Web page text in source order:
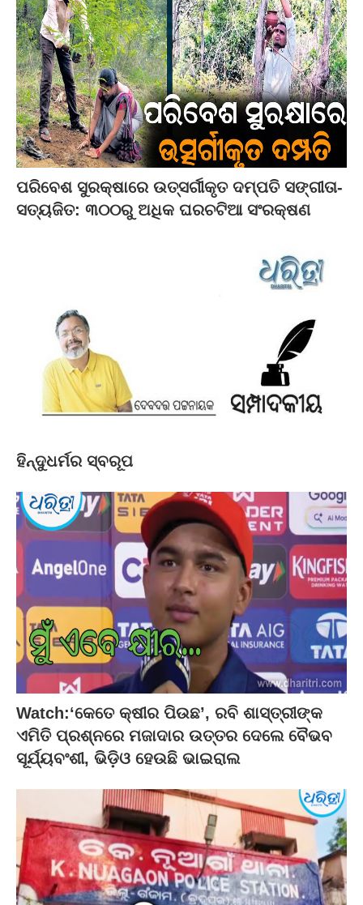
ପରିବେଶ ସୁରକ୍ଷାରେ ଉତ୍ସର୍ଗୀକୃତ ଦମ୍ପତି ସଙ୍ଗୀତା-
ସତ୍ୟଜିତ: ୩୦୦ରୁ ଅଧିକ ଘରଚଟିଆ ସଂରକ୍ଷଣ
ହିନ୍ଦୁଧର୍ମର ସ୍ବରୂପ
Watch:‘କେତେ କ୍ଷୀର ପିଉଛ’, ରବି ଶାସ୍ତ୍ରୀଙ୍କ
ଏମିତି ପ୍ରଶ୍ନରେ ମଜାଦାର ଉତ୍ତର ଦେଲେ ବୈଭବ
ସୂର୍ଯ୍ୟବଂଶୀ, ଭିଡ଼ିଓ ହେଉଛି ଭାଇରାଲ